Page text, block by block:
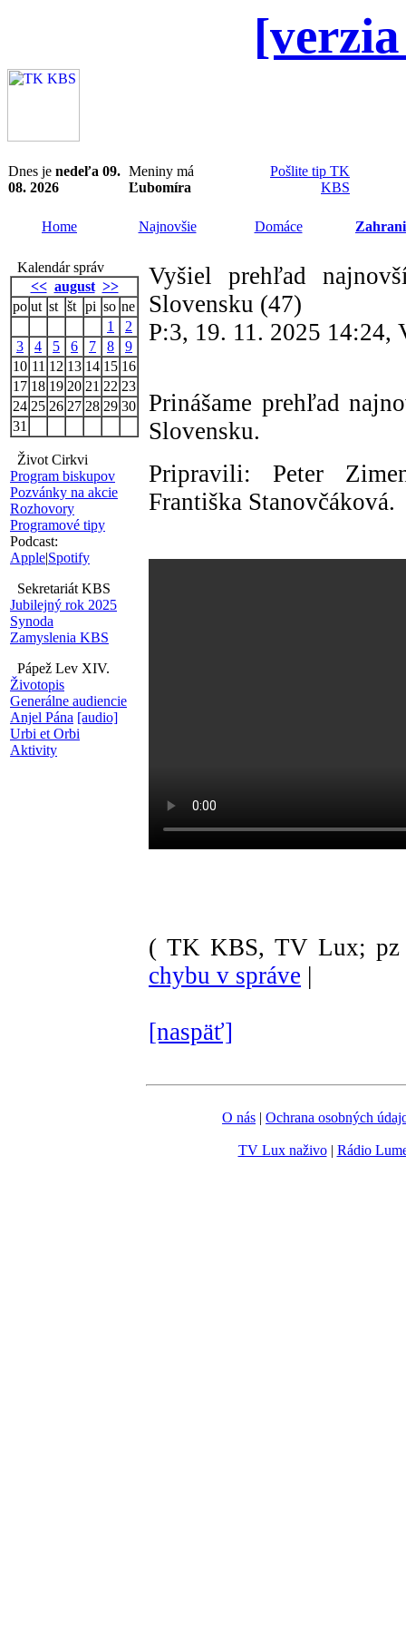
Dnes je nedeľa 09.
08. 2026
Meniny má
Ľubomíra
Pošlite tip TK
KBS
Home Najnovšie Domáce
Kalendár správ
<< august >>
po ut st št pi so ne
1
2
3
4 5 6 7 8
9
10 11 12 13 14 15 16
17 18 19 20 21 22 23
24 25 26 27 28 29 30
31
Život Cirkvi
Program biskupov
Pozvánky na akcie
Rozhovory
Programové tipy
Podcast:
Apple|Spotify
Sekretariát KBS
Jubilejný rok 2025
Synoda
Zamyslenia KBS
Pápež Lev XIV.
Životopis
Generálne audiencie
Anjel Pána [audio]
Urbi et Orbi
Aktivity
Vyšiel prehľad
Slovensku (47)
P:3, 19. 11. 2025 14:24,
Prinášame prehľad
Slovensku.
Pripravili: Peter
Františka Stanovčáková.
( TK KBS, TV Lux;
chybu v správe |
[naspäť]
O nás | Ochrana osobných
TV Lux naživo| Rádio